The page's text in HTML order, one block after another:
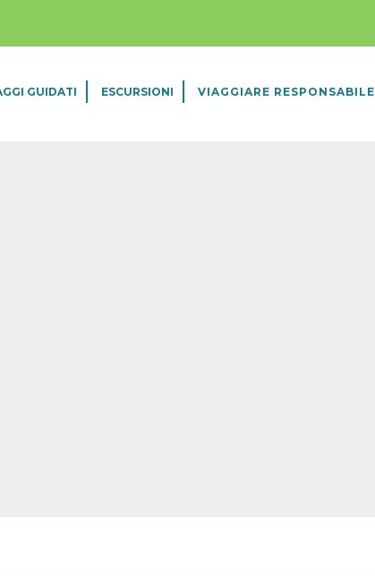
GUIDATI ESCURSIONI VIAGGIARE RESPONSABILE